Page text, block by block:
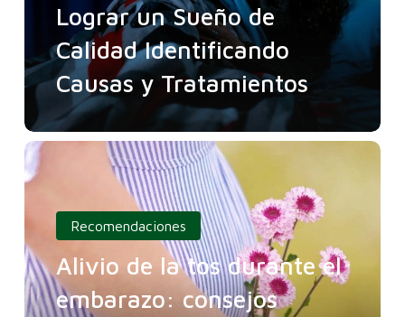
Lograr un Sueño de
Calidad Identificando
Causas y Tratamientos
Recomendaciones
Alivio de la tos durante el
embarazo: consejos